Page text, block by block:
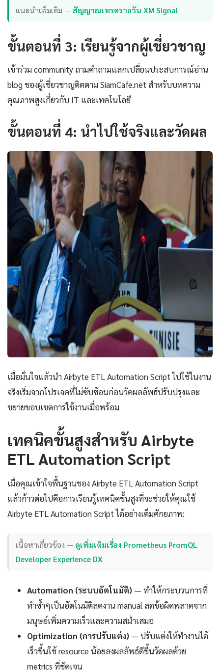
แนะนำเพิ่มเติม —สัญญาณเทรดรายวัน XM Signal
ขั้นตอนที่ 3: เรียนรู้จากผู้เชี่ยวชาญ
เข้าร่วม community ถามคำถามแลกเปลี่ยนประสบการณ์อ่าน
blog ของผู้เชี่ยวชาญติดตาม SiamCafe.net สำหรับบทความ
คุณภาพสูงเกี่ยวกับ IT และเทคโนโลยี
ขั้นตอนที่ 4: นำไปใช้จริงและวัดผล
เมื่อมั่นใจแล้วนำ Airbyte ETL Automation Script ไปใช้ในงาน
จริงเริ่มจากโปรเจคที่ไม่ซับซ้อนก่อนวัดผลลัพธ์ปรับปรุงและ
ขยายขอบเขตการใช้งานเมื่อพร้อม
เทคนิคขั้นสูงสำหรับ Airbyte
ETL Automation Script
เมื่อคุณเข้าใจพื้นฐานของ Airbyte ETL Automation Script
แล้วก้าวต่อไปคือการเรียนรู้เทคนิคขั้นสูงที่จะช่วยให้คุณใช้
Airbyte ETL Automation Script ได้อย่างเต็มศักยภาพ:
เนื้อหาเกี่ยวข้อง — ดูเพิ่มเติมเรื่อง Prometheus PromQL
Developer Experience DX
Automation (ระบบอัตโนมัติ) — ทำให้กระบวนการที่
ทำซ้ำๆเป็นอัตโนมัติลดงาน manual ลดข้อผิดพลาดจาก
มนุษย์เพิ่มความเร็วและความสม่ำเสมอ
Optimization (การปรับแต่ง) — ปรับแต่งให้ทำงานได้
เร็วขึ้นใช้ resource น้อยลงผลลัพธ์ดีขึ้นวัดผลด้วย
metrics ที่ชัดเจน